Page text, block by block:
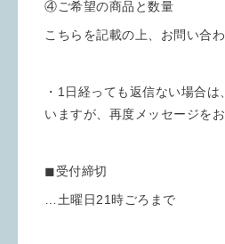
④ご希望の商品と数量
こちらを記載の上、お問い合
・1日経っても返信ない場合
いますが、再度メッセージをお
◼︎受付締切
…土曜日21時ごろまで